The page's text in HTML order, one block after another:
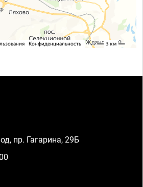
пр. Гагарина, 29Б